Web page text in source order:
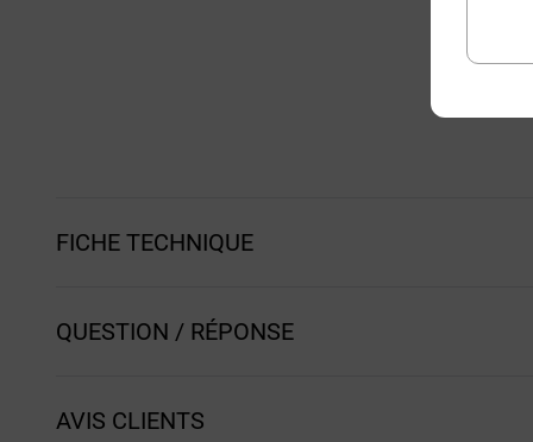
FICHE TECHNIQUE
QUESTION / RÉPONSE
AVIS CLIENTS